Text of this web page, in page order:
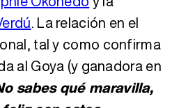
. La relación en el
tal y como confirma
al Goya (y ganadora en
sabes qué maravilla,